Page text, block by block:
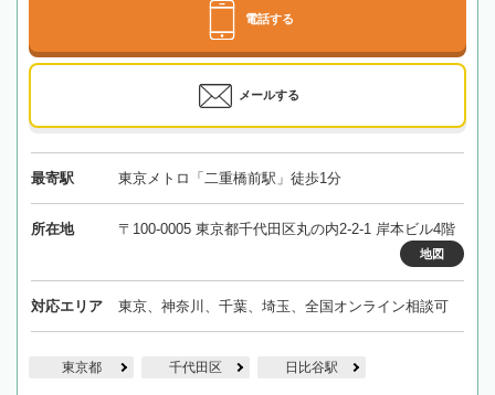
電話する
メールする
最寄駅 東京メトロ「二重橋前駅」徒歩1分
所在地 〒100-0005 東京都千代田区丸の内2-2-1 岸本ビル4階
地図
対応エリア 東京、神奈川、千葉、埼玉、全国オンライン相談可
東京都 千代田区 日比谷駅